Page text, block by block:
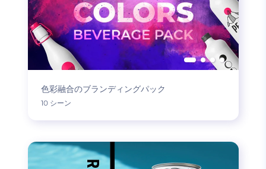
色彩融合のブランディングパック
10 シーン